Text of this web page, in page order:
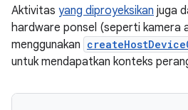
Aktivitas yang diproyeksikan juga
hardware ponsel (seperti kamera
menggunakan
untuk mendapatkan konteks